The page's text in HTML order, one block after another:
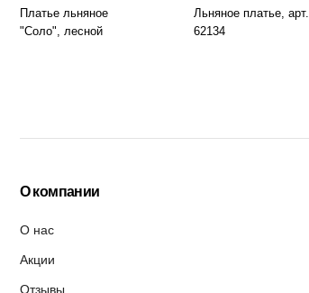
Платье льняное
"Соло", лесной
Льняное платье, арт.
62134
О компании
О нас
Акции
Отзывы